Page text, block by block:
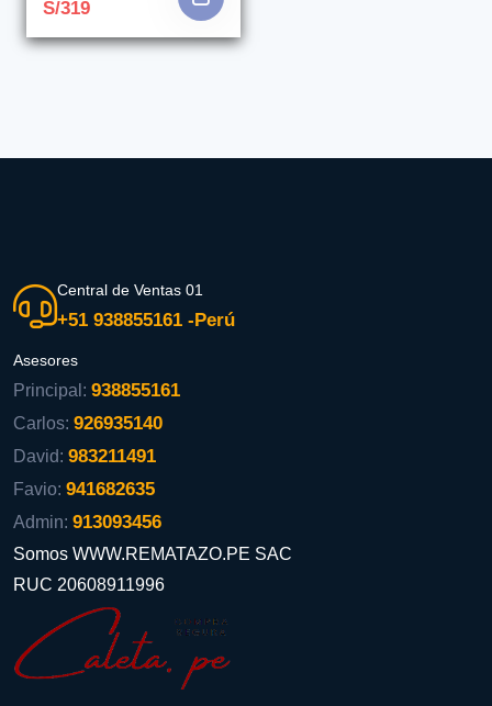
S/319
Central de Ventas 01
+51 938855161 -Perú
Asesores
Principal: 938855161
Carlos: 926935140
David: 983211491
Favio: 941682635
Admin: 913093456
Somos WWW.REMATAZO.PE SAC
RUC 20608911996